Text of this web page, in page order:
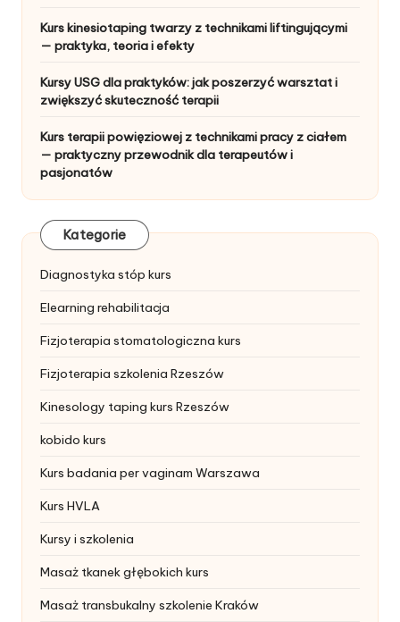
Kurs kinesiotaping twarzy z technikami liftingującymi
— praktyka, teoria i efekty
Kursy USG dla praktyków: jak poszerzyć warsztat i
zwiększyć skuteczność terapii
Kurs terapii powięziowej z technikami pracy z ciałem
— praktyczny przewodnik dla terapeutów i
pasjonatów
Kategorie
Diagnostyka stóp kurs
Elearning rehabilitacja
Fizjoterapia stomatologiczna kurs
Fizjoterapia szkolenia Rzeszów
Kinesology taping kurs Rzeszów
kobido kurs
Kurs badania per vaginam Warszawa
Kurs HVLA
Kursy i szkolenia
Masaż tkanek głębokich kurs
Masaż transbukalny szkolenie Kraków